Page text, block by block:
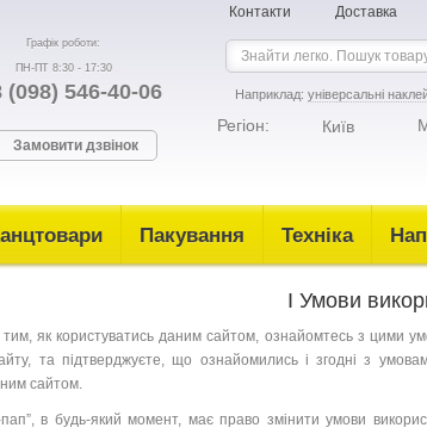
Контакти Доставка
Графік роботи:
ПН-ПТ 8:30 - 17:30
(098) 546-40-06
Замовити дзвінок
Наприклад: універсальні
Регіон: Київ
Пакування Техніка
I Умови
як користуватись даним сайтом, ознайомтесь з цими
та підтверджуєте, що ознайомились і згодні з
сайтом.
в будь-який момент, має право змінити умови